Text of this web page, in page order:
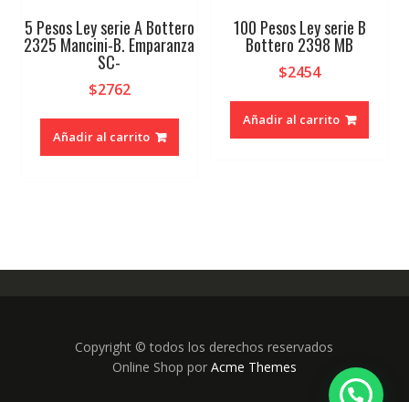
5 Pesos Ley serie A Bottero
2325 Mancini-B. Emparanza
SC-
$2762
Añadir al carrito
100 Pesos Ley serie B
Bottero 2398 MB
$2454
Añadir al carrito
Copyright © todos los derechos reservados
Online Shop por Acme Themes